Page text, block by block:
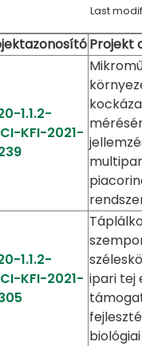
Last
Projekt
1.1.2-
KFI-2021-
1.1.2-
KFI-2021- ipari tej